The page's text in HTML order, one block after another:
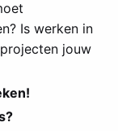
Is werken in
jouw